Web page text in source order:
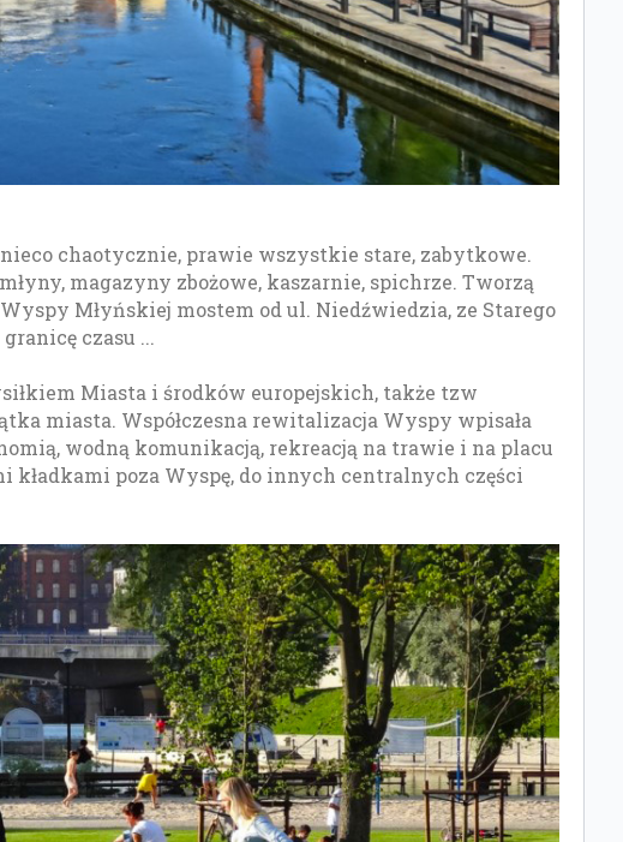
chaotycznie, prawie wszystkie stare, zabytkowe.
magazyny zbożowe, kaszarnie, spichrze. Tworzą
Młyńskiej mostem od ul. Niedźwiedzia, ze Starego
czasu ...
Miasta i środków europejskich, także tzw
miasta. Współczesna rewitalizacja Wyspy wpisała
wodną komunikacją, rekreacją na trawie i na placu
poza Wyspę, do innych centralnych części